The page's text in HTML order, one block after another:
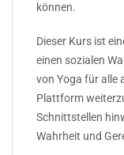
können.
Dieser Kurs ist
einen sozialen
von Yoga für alle
Plattform
Schnittstellen
Wahrheit und